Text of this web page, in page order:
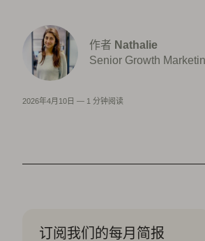
作者 Nathalie
Senior Growth
2026年4月10日 — 1 分钟阅读
订阅我们的每月简报